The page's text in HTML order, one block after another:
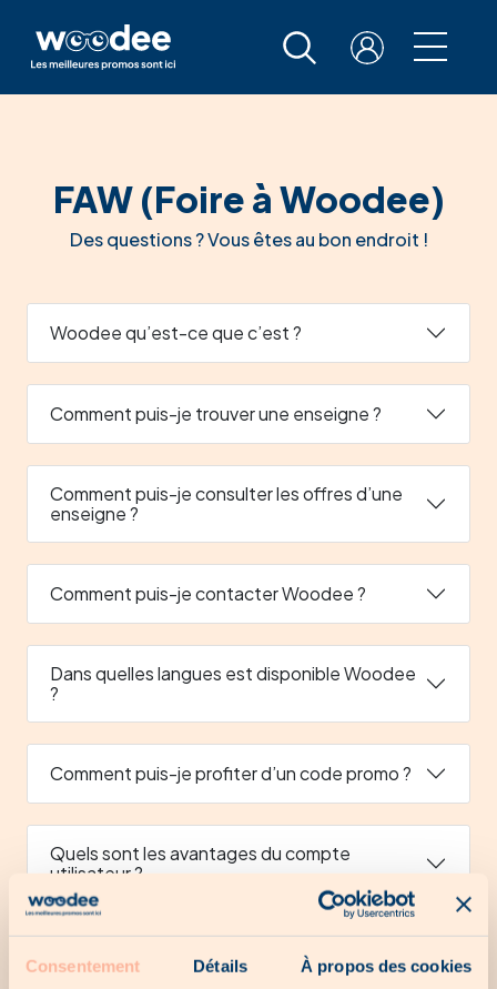
Consentement Détails À propos des cookies
FAW (Foire à Woodee)
Des questions ? Vous êtes au bon endroit !
Woodee qu’est-ce que c’est ?
Comment puis-je trouver une enseigne ?
Comment puis-je consulter les offres d’une
enseigne ?
Comment puis-je contacter Woodee ?
Dans quelles langues est disponible Woodee
?
Comment puis-je profiter d’un code promo ?
Quels sont les avantages du compte
utilisateur ?
Comment puis-je enregistrer une hoot news ?